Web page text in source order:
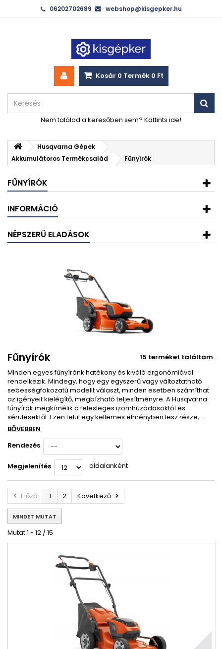
06202702689 webshop@kisgepker.hu
Kosár 0 Termék 0 Ft‎
Nem találod a keresőben sem? Kattints ide!
Husqvarna Gépek
Akkumulátoros Termékcsalád
Fűnyírók
FŰNYÍRÓK
INFORMÁCIÓ
NÉPSZERŰ ELADÁSOK
Fűnyírók
15 terméket találtam.
Minden egyes fűnyírónk hatékony és kiváló ergonómiával
rendelkezik. Mindegy, hogy egy egyszerű vagy változtatható
sebességfokozatú modellt választ, minden esetben számíthat
az igényeit kielégítő, megbízható teljesítményre. A Husqvarna
fűnyírók megkímélik a felesleges izomhúzódásoktól és
sérülésektől. Ezen felül egy kellemes élményben lesz része,...
BŐVEBBEN
Rendezés
Megjelenítés oldalanként
Előző 1 2 Következő
MINDET MUTAT
Mutat 1 - 12 / 15